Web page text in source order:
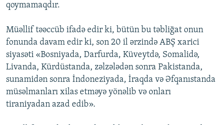
qoymamaqdır.
Müəllif təəccüb ifadə edir ki, bütün bu təbliğat onun
fonunda davam edir ki, son 20 il ərzində ABŞ xarici
siyasəti «Bosniyada, Darfurda, Küveytdə, Somalidə,
Livanda, Kürdüstanda, zəlzələdən sonra Pakistanda,
sunamidən sonra İndoneziyada, İraqda və Əfqanıstanda
müsəlmanları xilas etməyə yönəlib və onları
tiraniyadan azad edib».